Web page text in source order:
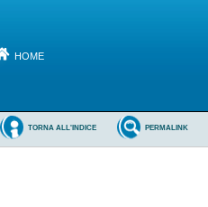
HOME
PERMALINK
TORNA ALL'INDICE